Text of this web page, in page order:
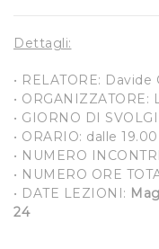
Dettagli:
• RELATORE: Davide
•
• GIORNO DI
• ORARIO: dalle
• NUMERO
• NUMERO ORE
• DATE LEZIONI:
24